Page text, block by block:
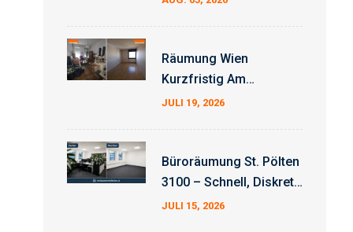
Räumung Wien
Kurzfristig Am
Wochenende
JULI 19, 2026
Büroräumung St. Pölten
3100 – Schnell, Diskret
Und Zum Fixpreis
JULI 15, 2026